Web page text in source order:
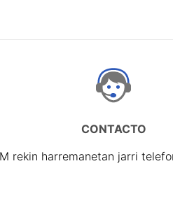
CONTACTO
rekin harremanetan jarri